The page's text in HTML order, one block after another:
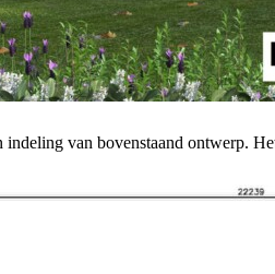
indeling van bovenstaand ontwerp.